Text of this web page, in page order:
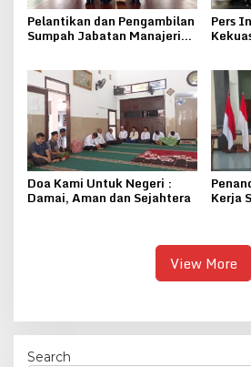
Pelantikan dan Pengambilan
Sumpah Jabatan Manajerial
Pers
Doa Kami Untuk Negeri :
Damai, Aman dan Sejahtera Kerja
View More
Search